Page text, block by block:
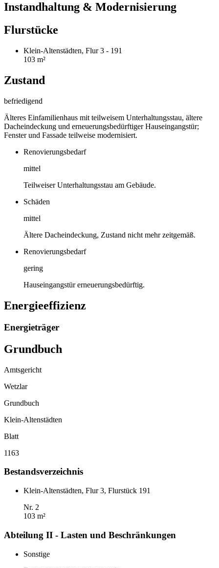
Instandhaltung & Modernisierung
Flurstücke
Klein-Altenstädten, Flur 3 - 191
103 m²
Zustand
befriedigend
Älteres Einfamilienhaus mit teilweisem Unterhaltungsstau, ältere
Dacheindeckung und erneuerungsbedürftiger Hauseingangstür;
Fenster und Fassade teilweise modernisiert.
Renovierungsbedarf
mittel
Teilweiser Unterhaltungsstau am Gebäude.
Schäden
mittel
Ältere Dacheindeckung, Zustand nicht mehr zeitgemäß.
Renovierungsbedarf
gering
Hauseingangstür erneuerungsbedürftig.
Energieeffizienz
Energieträger
Grundbuch
Amtsgericht
Wetzlar
Grundbuch
Klein-Altenstädten
Blatt
1163
Bestandsverzeichnis
Klein-Altenstädten, Flur 3, Flurstück 191
Nr. 2
103 m²
Abteilung II - Lasten und Beschränkungen
Sonstige